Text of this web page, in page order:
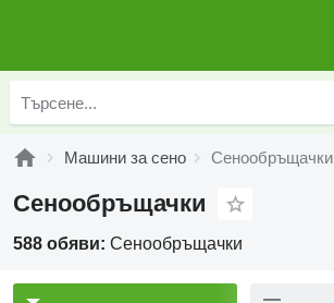
Машини за сено Сенообръщачки
Сенообръщачки
588 обяви: Сенообръщачки